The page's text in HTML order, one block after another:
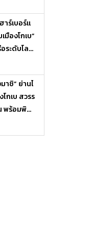
าร์เบอร์แ
มืองโกเบ”
ระดับโลก
าชิ” ย่านไ
กเบ สวรร
พร้อมพิกั